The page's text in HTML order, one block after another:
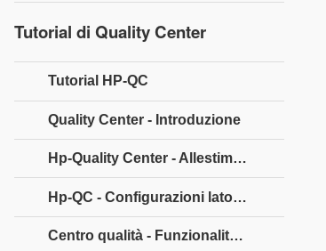
Tutorial di Quality Center
Tutorial HP-QC
Quality Center - Introduzione
Hp-Quality Center - Allestimento ambientale
Hp-QC - Configurazioni lato server
Centro qualità - Funzionalità comuni